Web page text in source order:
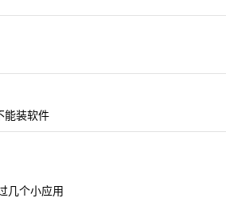
能装软件
几个小应用